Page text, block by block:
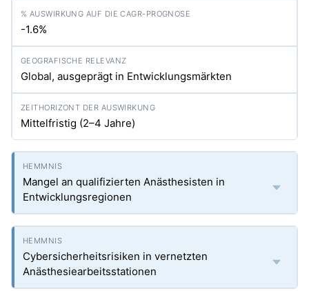
-1.6%
Global, ausgeprägt in Entwicklungsmärkten
Mittelfristig (2–4 Jahre)
Mangel an qualifizierten Anästhesisten in
Entwicklungsregionen
Cybersicherheitsrisiken in vernetzten
Anästhesiearbeitsstationen